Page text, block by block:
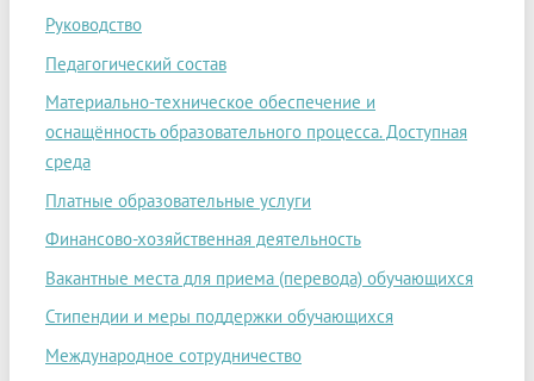
Руководство
Педагогический состав
Материально-техническое обеспечение и
оснащённость образовательного процесса. Доступная
среда
Платные образовательные услуги
Финансово-хозяйственная деятельность
Вакантные места для приема (перевода) обучающихся
Стипендии и меры поддержки обучающихся
Международное сотрудничество